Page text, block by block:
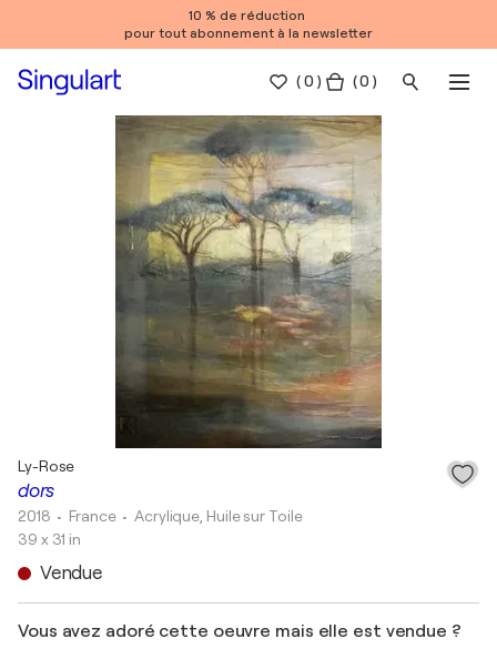
10 % de réduction
pour tout abonnement à la newsletter
(0 ) ( 0 )
dors
Ly-Rose
2018 • France •Acrylique, Huile sur Toile
39 x 31 in
Vendue
Vous avez adoré cette oeuvre mais elle est vendue ?